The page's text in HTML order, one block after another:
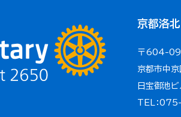
京都洛北
〒604-
京都市中
日宝御池
TEL：